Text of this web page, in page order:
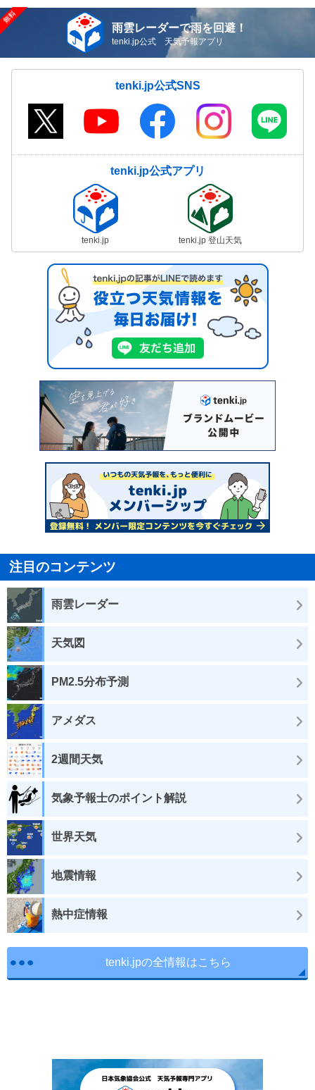
雨雲レーダーで雨を回避！
tenki.jp公式 天気予報アプリ
tenki.jp公式SNS
tenki.jp公式アプリ
tenki.jp tenki.jp 登山天気
注目のコンテンツ
雨雲レーダー
天気図
PM2.5分布予測
アメダス
2週間天気
気象予報士のポイント解説
世界天気
地震情報
熱中症情報
tenki.jpの全情報はこちら